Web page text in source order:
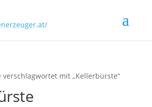
mit „Kellerbürste“